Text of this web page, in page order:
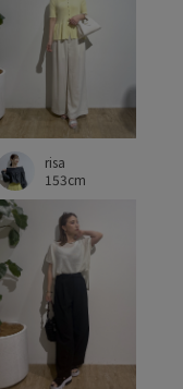
デニム合わせ
ビジネス
シュ ミディ丈
レディライク
伸縮性
外し可能
広 抗菌防臭
素材 機能素材
risa
153cm